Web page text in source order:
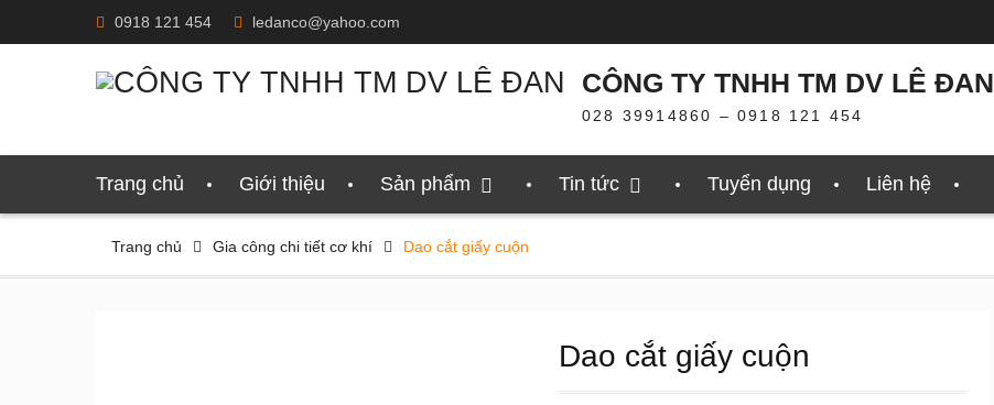
0918 121 454 ledanco@yahoo.com
CÔNG TY TNHH TM DV LÊ ĐAN
028 39914860 – 0918 121 454
Trang chủ Giới thiệu Sản phẩm Tin tức Tuyển dụng Liên hệ
Trang chủ Gia công chi tiết cơ khí Dao cắt giấy cuộn
Dao cắt giấy cuộn